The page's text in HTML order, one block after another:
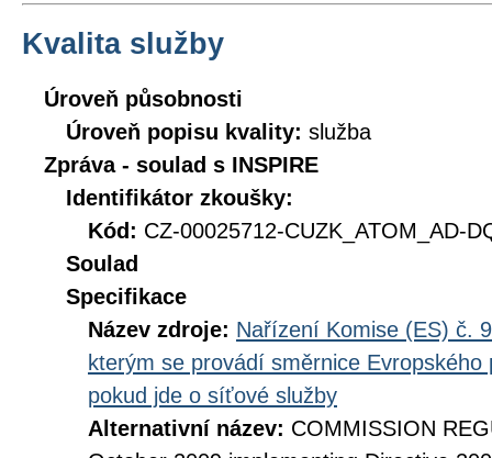
Kvalita služby
Úroveň působnosti
Úroveň popisu kvality: služba
Zpráva - soulad s INSPIRE
Identifikátor zkoušky:
Kód: CZ-00025712-CUZK_ATOM_AD-
Soulad
Specifikace
Název zdroje: Nařízení Komise (ES) č.
kterým se provádí směrnice
pokud jde o síťové služby
Alternativní název: COMMISSION